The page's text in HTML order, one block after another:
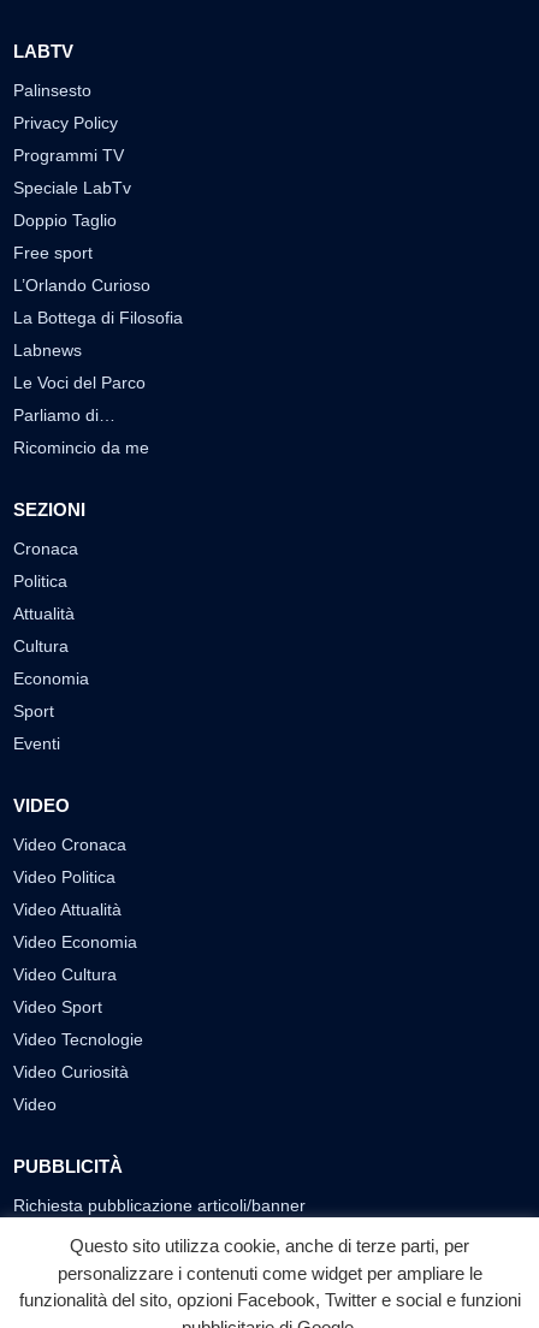
LABTV
Palinsesto
Privacy Policy
Programmi TV
Speciale LabTv
Doppio Taglio
Free sport
L’Orlando Curioso
La Bottega di Filosofia
Labnews
Le Voci del Parco
Parliamo di…
Ricomincio da me
SEZIONI
Cronaca
Politica
Attualità
Cultura
Economia
Sport
Eventi
VIDEO
Video Cronaca
Video Politica
Video Attualità
Video Economia
Video Cultura
Video Sport
Video Tecnologie
Video Curiosità
Video
PUBBLICITÀ
Richiesta pubblicazione articoli/banner
SEGUICI SUI SOCIAL
f ◎ ▶
Questo sito utilizza cookie, anche di terze parti, per
personalizzare i contenuti come widget per ampliare le
funzionalità del sito, opzioni Facebook, Twitter e social e funzioni